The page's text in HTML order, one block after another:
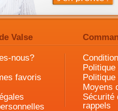
Valse
nous?
favoris
Moyens
Sécurité
rappels